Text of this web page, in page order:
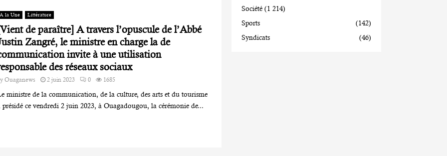
A la Une Littérature
de paraître] A travers l’opuscule de l’Abbé
Zangré, le ministre en charge la de
invite à une utilisation
des réseaux sociaux
Ouaganews 2 juin 2023 0 1685
ministre de la communication, de la culture, des arts et du tourisme
présidé ce vendredi 2 juin 2023, à Ouagadougou, la cérémonie de...
Société (1 214)
Sports
(142)
Syndicats
(46)